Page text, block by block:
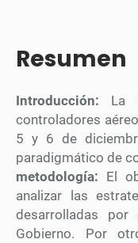
Resumen
Introducción: La
controladores
5 y 6 de
paradigmático de
metodología: El
analizar las
desarrolladas
Gobierno. Por